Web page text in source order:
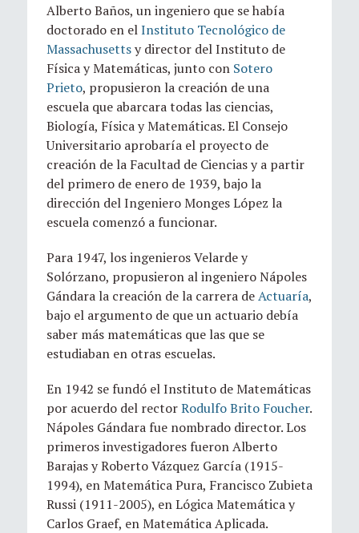
Alberto Baños, un ingeniero que se había
doctorado en elInstituto Tecnológico de
Massachusettsy director del Instituto de
Física y Matemáticas, junto con Sotero
Prieto, propusieron la creación de una
escuela que abarcara todas las ciencias,
Biología, Física y Matemáticas. El Consejo
Universitario aprobaría el proyecto de
creación de la Facultad de Ciencias y a partir
del primero de enero de 1939, bajo la
dirección del Ingeniero Monges López la
escuela comenzó a funcionar.
Para 1947, los ingenieros Velarde y
Solórzano, propusieron al ingeniero Nápoles
Gándara la creación de la carrera deActuaría,
bajo el argumento de que un actuario debía
saber más matemáticas que las que se
estudiaban en otras escuelas.
En 1942 se fundó el Instituto de Matemáticas
por acuerdo del rectorRodulfo Brito Foucher.
Nápoles Gándara fue nombrado director. Los
primeros investigadores fueron Alberto
Barajas y Roberto Vázquez García (1915-
1994), en Matemática Pura, Francisco Zubieta
Russi (1911-2005), en Lógica Matemática y
Carlos Graef, en Matemática Aplicada.